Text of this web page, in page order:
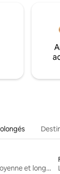
Locations moyenne et longue durée